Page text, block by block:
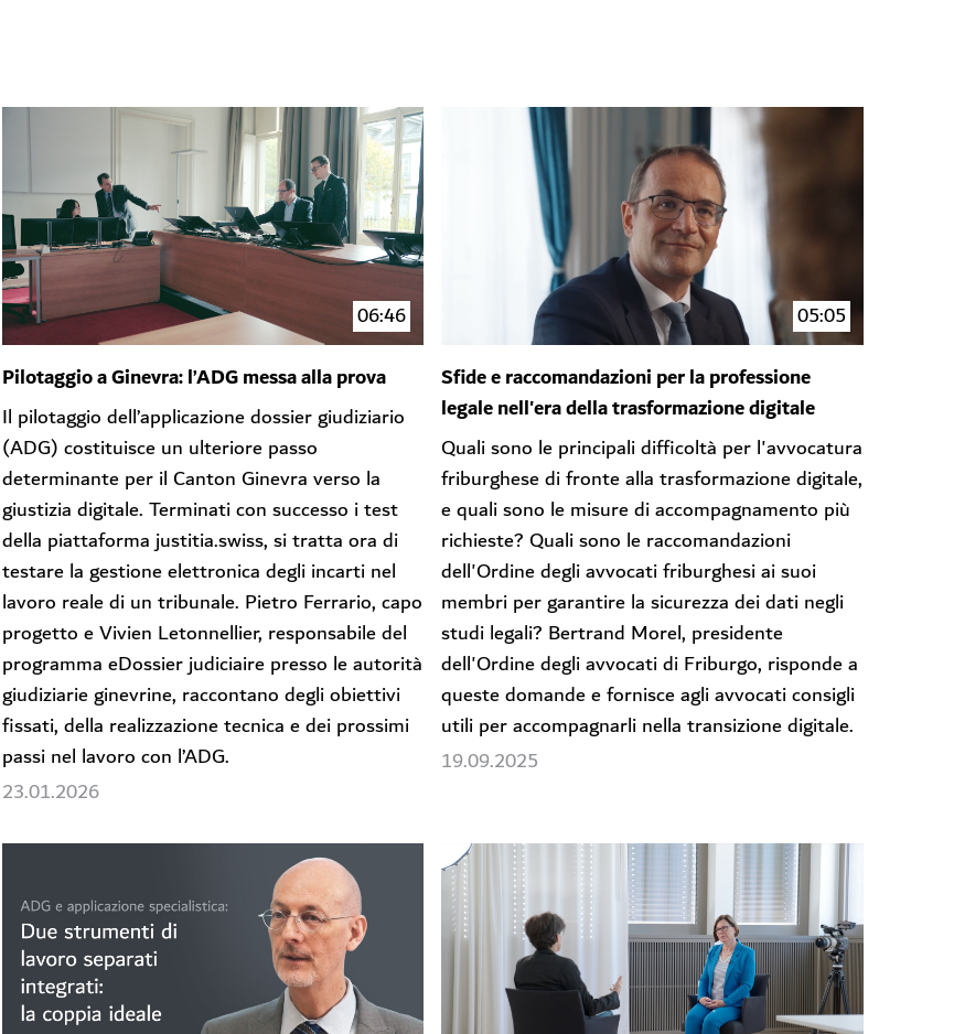
06:46
Pilotaggio a Ginevra: l’ADG messa alla prova
Il pilotaggio dell’applicazione dossier giudiziario
(ADG) costituisce un ulteriore passo
determinante per il Canton Ginevra verso la
giustizia digitale. Terminati con successo i test
della piattaforma justitia.swiss, si tratta ora di
testare la gestione elettronica degli incarti nel
lavoro reale di un tribunale. Pietro Ferrario, capo
progetto e Vivien Letonnellier, responsabile del
programma eDossier judiciaire presso le autorità
giudiziarie ginevrine, raccontano degli obiettivi
fissati, della realizzazione tecnica e dei prossimi
passi nel lavoro con l’ADG.
23.01.2026
05:05
Sfide e raccomandazioni per la professione
legale nell'era della trasformazione digitale
Quali sono le principali difficoltà per l'avvocatura
friburghese di fronte alla trasformazione digitale,
e quali sono le misure di accompagnamento più
richieste? Quali sono le raccomandazioni
dell'Ordine degli avvocati friburghesi ai suoi
membri per garantire la sicurezza dei dati negli
studi legali? Bertrand Morel, presidente
dell'Ordine degli avvocati di Friburgo, risponde a
queste domande e fornisce agli avvocati consigli
utili per accompagnarli nella transizione digitale.
19.09.2025